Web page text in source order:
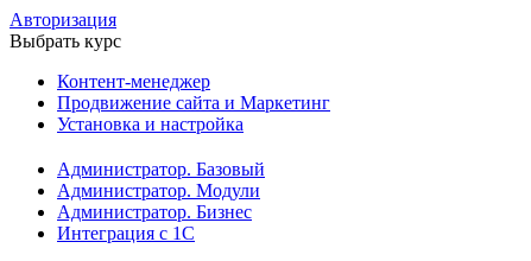
Авторизация
Выбрать курс
Контент-менеджер
Продвижение сайта и Маркетинг
Установка и настройка
Администратор. Базовый
Администратор. Модули
Администратор. Бизнес
Интеграция с 1С